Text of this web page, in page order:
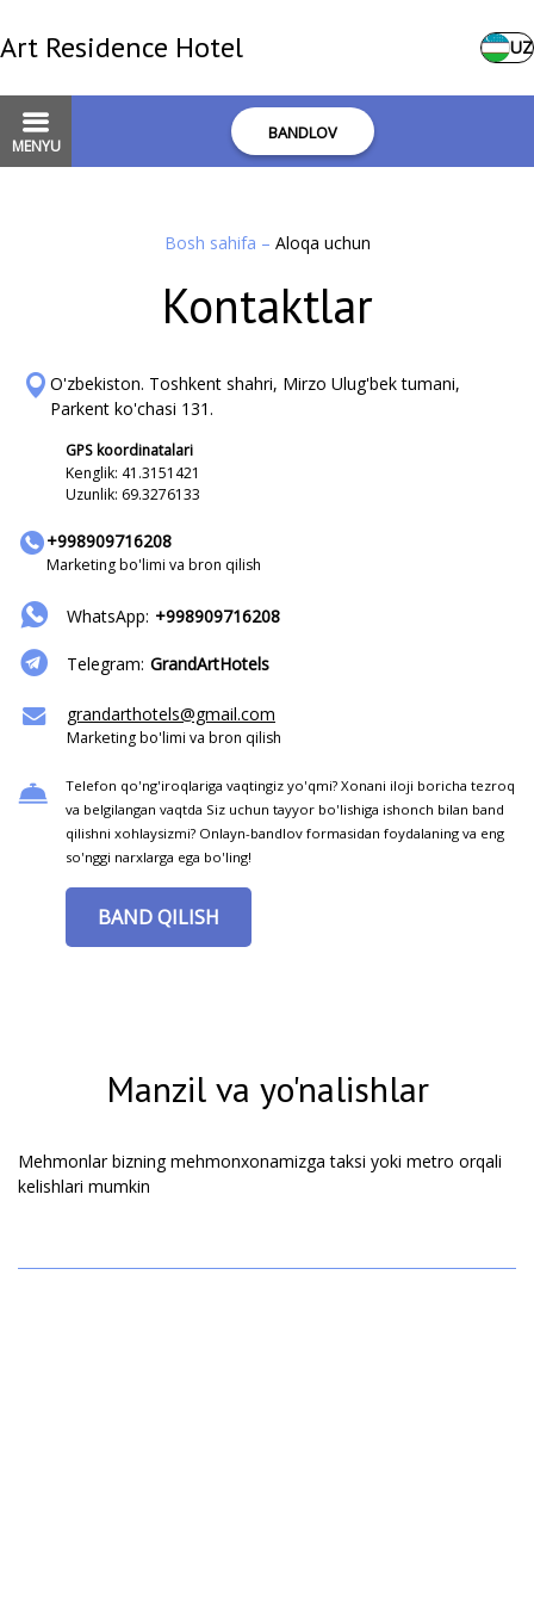
Art Residence Hotel UZ
MENYU
BANDLOV
Bosh sahifa – Aloqa uchun
Kontaktlar
O'zbekiston. Toshkent shahri, Mirzo Ulug'bek tumani,
Parkent ko'chasi 131.
GPS koordinatalari
Kenglik: 41.3151421
Uzunlik: 69.3276133
+998909716208
Marketing bo'limi va bron qilish
WhatsApp: +998909716208
Telegram: GrandArtHotels
grandarthotels@gmail.com
Marketing bo'limi va bron qilish
Telefon qo'ng'iroqlariga vaqtingiz yo'qmi? Xonani iloji boricha tezroq
va belgilangan vaqtda Siz uchun tayyor bo'lishiga ishonch bilan band
qilishni xohlaysizmi? Onlayn-bandlov formasidan foydalaning va eng
so'nggi narxlarga ega bo'ling!
BAND QILISH
Manzil va yo'nalishlar
Mehmonlar bizning mehmonxonamizga taksi yoki metro orqali
kelishlari mumkin